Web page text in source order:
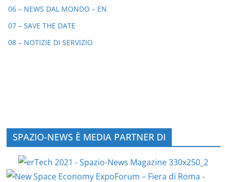
06 – NEWS DAL MONDO – EN
07 – SAVE THE DATE
08 – NOTIZIE DI SERVIZIO
SPAZIO-NEWS È MEDIA PARTNER DI